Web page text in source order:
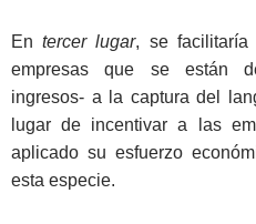
Entercer lugar, se facilitaría
empresas que se están
ingresos- a la captura del
lugar de incentivar a las
aplicado su esfuerzo
esta especie.